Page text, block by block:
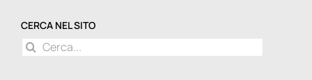
CERCA NEL SITO
Cerca